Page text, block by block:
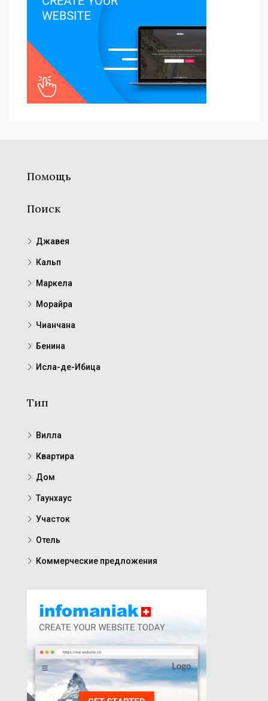
Помощь
Поиск
Джавея
Кальп
Маркела
Морайра
Чианчана
Бенина
Исла-де-Ибица
Тип
Вилла
Квартира
Дом
Таунхаус
Участок
Отель
Коммерческие предложения